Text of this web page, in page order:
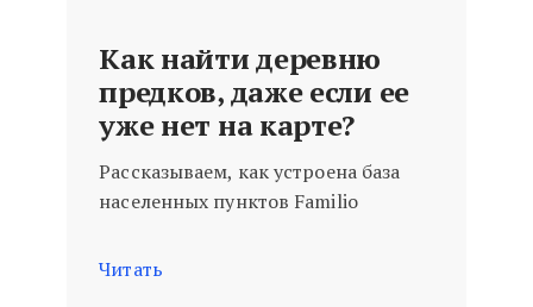
Как найти деревню
предков, даже если ее
уже нет на карте?
Рассказываем, как устроена база
населенных пунктов Familio
Читать